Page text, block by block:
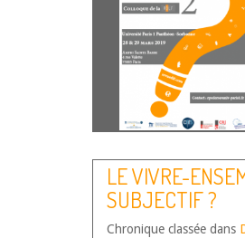
LE VIVRE-
SUBJECTIF ?
Chronique classée dans